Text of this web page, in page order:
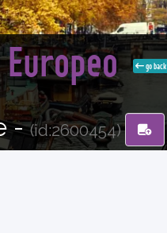
go back
-(id:2600454)